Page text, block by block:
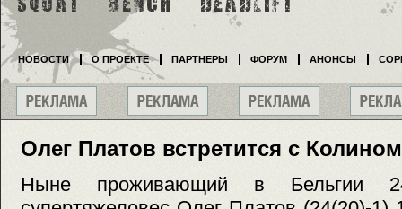
Олег Платов встретится с
Ныне проживающий в Бельгии 24-
НОВОСТИ О ПРОЕКТЕ ПАРТНЕРЫ ФОРУМ АНОНСЫ